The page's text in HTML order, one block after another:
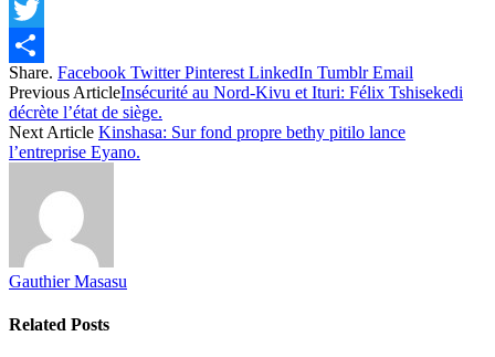
Facebook
Twitter
Share
Share. Facebook Twitter Pinterest LinkedIn Tumblr Email
Previous ArticleInsécurité au Nord-Kivu et Ituri: Félix Tshisekedi
décrète l’état de siège.
Next Article Kinshasa: Sur fond propre bethy pitilo lance
l’entreprise Eyano.
Gauthier Masasu
Related Posts